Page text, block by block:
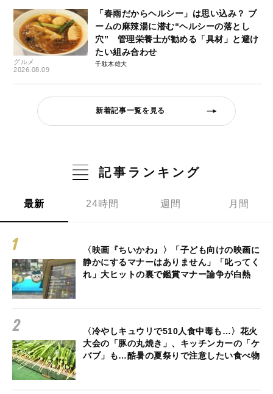
グルメ
2026.08.09
「春雨だからヘルシー」は思い込み？ ブ
ームの麻辣湯に潜む“ヘルシーの落とし
穴” 管理栄養士が勧める「具材」と避け
たい組み合わせ
千駄木雄大
新着記事一覧を見る
記事ランキング
最新 24時間 週間 月間
〈映画『ちいかわ』〉「子ども向けの映画に
静かにするマナーはありません」「叱ってく
れ」大ヒットの裏で鑑賞マナー論争が白熱
〈冷やしキュウリで510人食中毒も…〉花火
大会の「豚の丸焼き」、キッチンカーの「ケ
バブ」も…酷暑の夏祭りで注意したい食べ物